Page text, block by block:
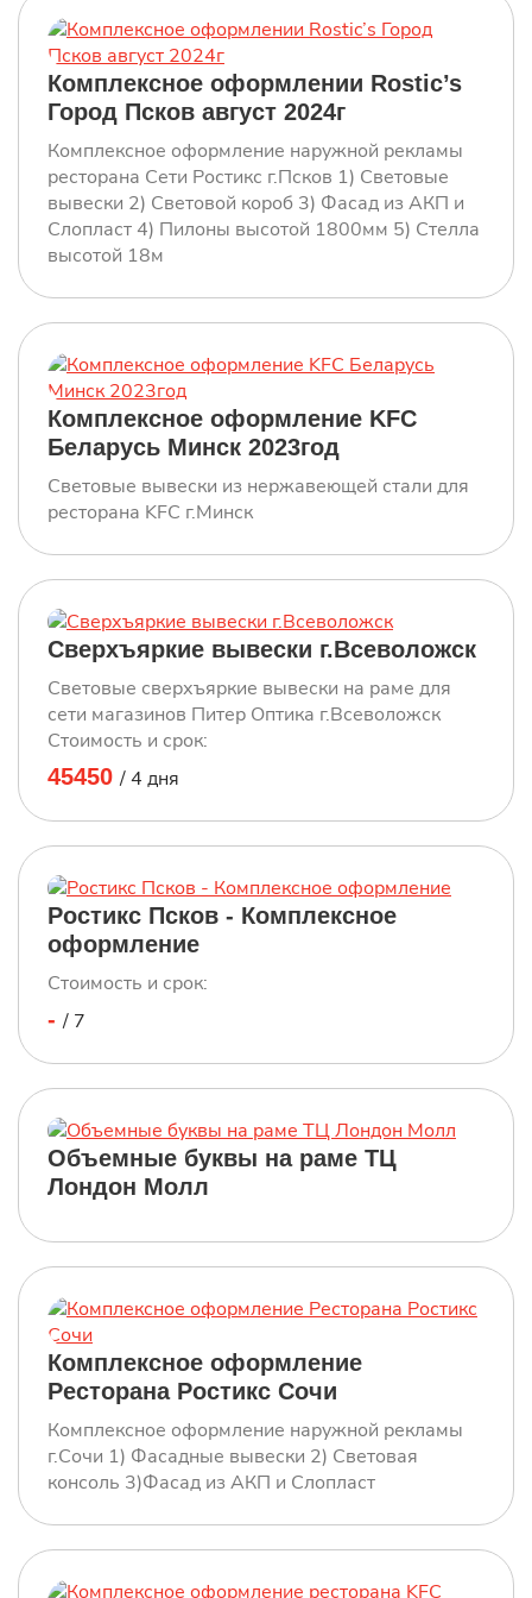
Комплексное оформление
ресторана KFC Минск
оперативным расчетом цены!
Световые буквы из нержавейки
Закажите световые объемные буквы с
оперативным расчетом цены!
Световые объемные буквы
Закажите световые объемные буквы с
оперативным расчетом цены!
оперативным расчетом цены!
Оформление аптеки
вывески 2) Подсветка фасада 3) Световые
короба 4) Указатели световые высотой 1700мм
5) Стела 24м
KFC Краснодар ЖК Центр Города
2021г
KFC Тимашевск 2020г
Комплексное оформлении Rostic’s
Город Псков август 2024г
Комплексное оформление наружной рекламы
ресторана Сети Ростикс г.Псков 1) Световые
вывески 2) Световой короб 3) Фасад из АКП и
Слопласт 4) Пилоны высотой 1800мм 5) Стелла
высотой 18м
Комплексное оформление KFC
Беларусь Минск 2023год
Световые вывески из нержавеющей стали для
ресторана KFC г.Минск
Сверхъяркие вывески г.Всеволожск
Световые сверхъяркие вывески на раме для
сети магазинов Питер Оптика г.Всеволожск
Стоимость и срок:
45450 / 4 дня
Ростикс Псков - Комплексное
оформление
Стоимость и срок:
- / 7
Объемные буквы на раме ТЦ
Лондон Молл
Комплексное оформление
Ресторана Ростикс Сочи
Комплексное оформление наружной рекламы
г.Сочи 1) Фасадные вывески 2) Световая
консоль 3)Фасад из АКП и Слопласт